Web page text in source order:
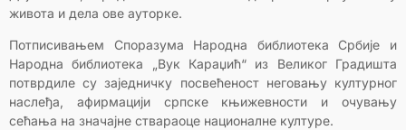
живота и дела ове ауторке.
Потписивањем Споразума Народна библиотека Србије и
Народна библиотека „Вук Караџић“ из Великог Градишта
потврдиле су заједничку посвећеност неговању културног
наслеђа, афирмацији српске књижевности и очувању
сећања на значајне ствараоце националне културе.